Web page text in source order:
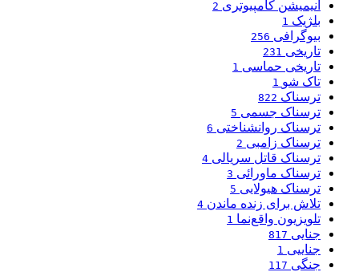
انیمیشن کامپیوتری 2
بلژیک 1
بیوگرافی 256
تاریخی 231
تاریخی حماسی 1
تاک شو 1
ترسناک 822
ترسناک جسمی 5
ترسناک روانشناختی 6
ترسناک زامبی 2
ترسناک قاتل سریالی 4
ترسناک ماورائی 3
ترسناک هیولایی 5
تلاش برای زنده ماندن 4
تلویزیون واقع‌نما 1
جنایی 817
جناییی 1
جنگی 117